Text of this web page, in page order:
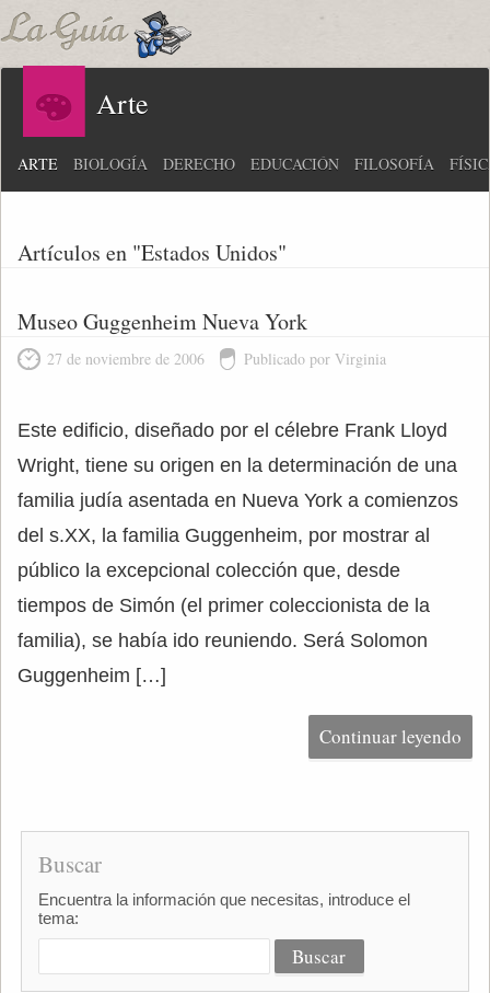
Arte
ARTE BIOLOGÍA DERECHO EDUCACIÓN FILOSOFÍA
Artículos en "Estados Unidos"
Museo Guggenheim Nueva York
27 de noviembre de 2006 Publicado por Virginia
Este edificio, diseñado por el célebre Frank Lloyd
Wright, tiene su origen en la determinación de una
familia judía asentada en Nueva York a comienzos
del s.XX, la familia Guggenheim, por mostrar al
público la excepcional colección que, desde
tiempos de Simón (el primer coleccionista de la
familia), se había ido reuniendo. Será Solomon
Guggenheim […]
Continuar leyendo
Buscar
Encuentra la información que necesitas, introduce el
tema: